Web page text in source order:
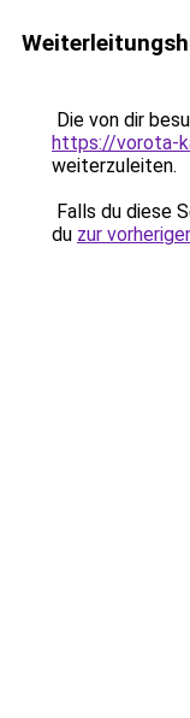
Die von dir
https://vorota-
weiterzuleiten.
Falls du diese
du zur